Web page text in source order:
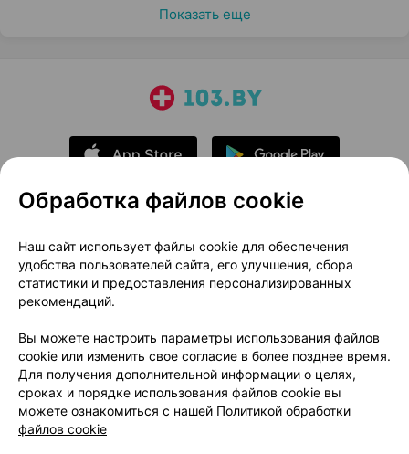
Показать еще
О проекте
Новости проекта
Размещение рекламы
Медицинский маркетинг
Публичный договор
Доставка
Способы оплаты
Вакансии
Партнеры
Написать руководителю 103.by
Написать в поддержку
Персональные настройки Cookie
Обработка файлов cookie
Наш сайт использует файлы cookie для обеспечения
удобства пользователей сайта, его улучшения, сбора
статистики и предоставления персонализированных
рекомендаций.
Вы можете настроить параметры использования файлов
cookie или изменить свое согласие в более позднее время.
Для получения дополнительной информации о целях,
сроках и порядке использования файлов cookie вы
можете ознакомиться с нашей Политикой обработки
файлов cookie